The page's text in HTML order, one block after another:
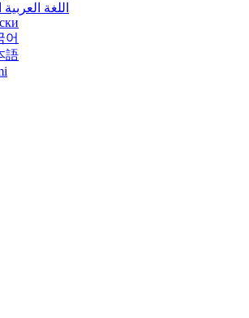
اللغة العربية
어
語